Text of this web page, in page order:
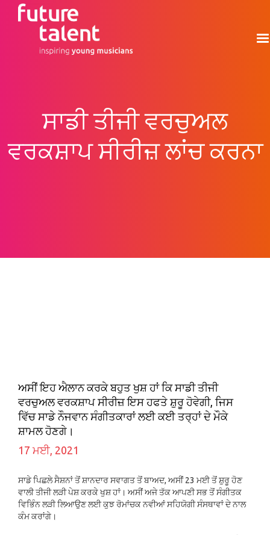
ਸਾਡੀ ਤੀਜੀ ਵਰਚੁਅਲ
ਵਰਕਸ਼ਾਪ ਸੀਰੀਜ਼ ਲਾਂਚ ਕਰਨਾ
ਅਸੀਂ ਇਹ ਐਲਾਨ ਕਰਕੇ ਬਹੁਤ ਖੁਸ਼ ਹਾਂ ਕਿ ਸਾਡੀ ਤੀਜੀ
ਵਰਚੁਅਲ ਵਰਕਸ਼ਾਪ ਸੀਰੀਜ਼ ਇਸ ਹਫਤੇ ਸ਼ੁਰੂ ਹੋਵੇਗੀ, ਜਿਸ
ਵਿੱਚ ਸਾਡੇ ਨੌਜਵਾਨ ਸੰਗੀਤਕਾਰਾਂ ਲਈ ਕਈ ਤਰ੍ਹਾਂ ਦੇ ਮੌਕੇ
ਸ਼ਾਮਲ ਹੋਣਗੇ।
17 ਮਈ, 2021
ਸਾਡੇ ਪਿਛਲੇ ਸੈਸ਼ਨਾਂ ਤੋਂ ਸ਼ਾਨਦਾਰ ਸਵਾਗਤ ਤੋਂ ਬਾਅਦ, ਅਸੀਂ 23 ਮਈ ਤੋਂ ਸ਼ੁਰੂ ਹੋਣ
ਵਾਲੀ ਤੀਜੀ ਲੜੀ ਪੇਸ਼ ਕਰਕੇ ਖੁਸ਼ ਹਾਂ। ਅਸੀਂ ਅਜੇ ਤੱਕ ਆਪਣੀ ਸਭ ਤੋਂ ਸੰਗੀਤਕ
ਵਿਭਿੰਨ ਲੜੀ ਲਿਆਉਣ ਲਈ ਕੁਝ ਰੋਮਾਂਚਕ ਨਵੀਆਂ ਸਹਿਯੋਗੀ ਸੰਸਥਾਵਾਂ ਦੇ ਨਾਲ
ਕੰਮ ਕਰਾਂਗੇ।